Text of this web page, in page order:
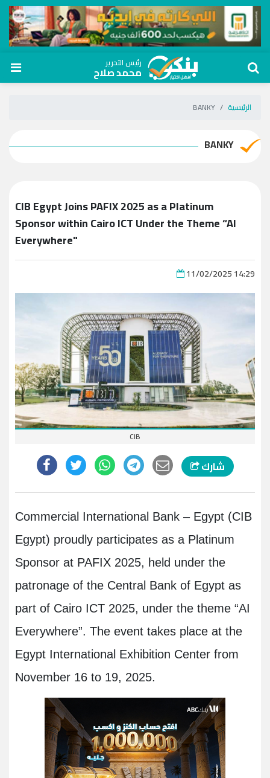
رئيس التحرير
محمد صلاح
الرئيسية BANKY
BANKY
CIB Egypt Joins PAFIX 2025 as a Platinum
Sponsor within Cairo ICT Under the Theme “AI
Everywhere"
11/02/2025 14:29
CIB
شارك
Commercial International Bank – Egypt (CIB
Egypt) proudly participates as a Platinum
Sponsor at PAFIX 2025, held under the
patronage of the Central Bank of Egypt as
part of Cairo ICT 2025, under the theme “AI
Everywhere”. The event takes place at the
Egypt International Exhibition Center from
November 16 to 19, 2025.